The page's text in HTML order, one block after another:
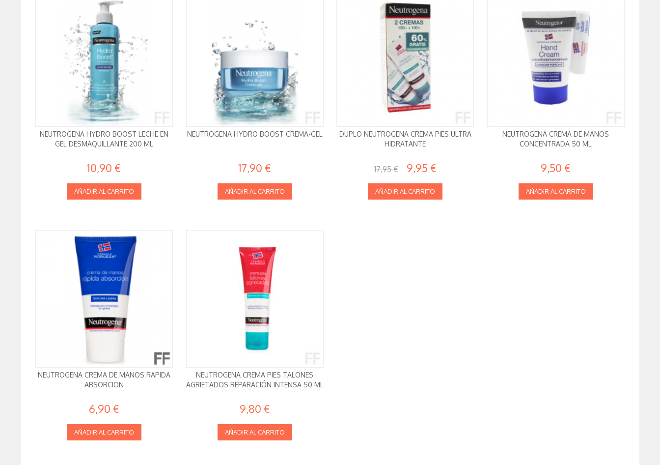
NEUTROGENA HYDRO BOOST LECHE EN
GEL DESMAQUILLANTE 200 ML
10,90 €
AÑADIR AL CARRITO
NEUTROGENA HYDRO BOOST CREMA-GEL
17,90 €
AÑADIR AL CARRITO
DUPLO NEUTROGENA CREMA PIES ULTRA
HIDRATANTE
17,95 € 9,95 €
AÑADIR AL CARRITO
NEUTROGENA CREMA DE MANOS
CONCENTRADA 50 ML
9,50 €
AÑADIR AL CARRITO
NEUTROGENA CREMA DE MANOS RAPIDA
ABSORCION
6,90 €
AÑADIR AL CARRITO
NEUTROGENA CREMA PIES TALONES
AGRIETADOS REPARACIÓN INTENSA 50 ML
9,80 €
AÑADIR AL CARRITO